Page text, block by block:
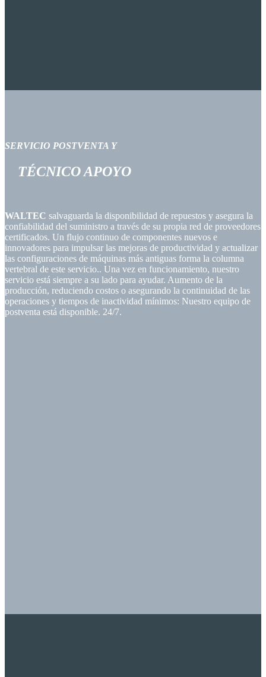
SERVICIO POSTVENTA Y
TÉCNICOAPOYO
WALTEC salvaguarda la disponibilidad de repuestos y asegura la
confiabilidad del suministro a través de su propia red de proveedores
certificados. Un flujo continuo de componentes nuevos e
innovadores para impulsar las mejoras de productividad y actualizar
las configuraciones de máquinas más antiguas forma la columna
vertebral de este servicio.. Una vez en funcionamiento, nuestro
servicio está siempre a su lado para ayudar. Aumento de la
producción, reduciendo costos o asegurando la continuidad de las
operaciones y tiempos de inactividad mínimos: Nuestro equipo de
postventa está disponible. 24/7.